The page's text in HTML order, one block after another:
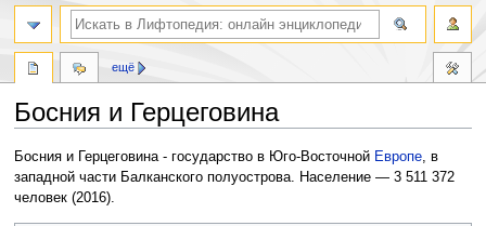
Босния и Герцеговина
Перейти
к
навигации
Перейти
к
поиску
Босния и Герцеговина - государство в Юго-Восточной Европе, в
западной части Балканского полуострова. Население — 3 511 372
человек (2016).
ещё